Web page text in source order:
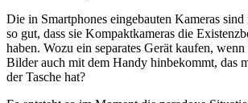
Die in Smartphones eingebauten Kameras
so gut, dass sie Kompaktkameras die
haben. Wozu ein separates Gerät kaufen,
Bilder auch mit dem Handy hinbekommt, das
der Tasche hat?